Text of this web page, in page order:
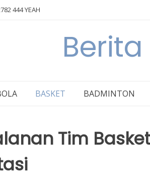
444 YEAH
BASKET BADMINTON
Tim